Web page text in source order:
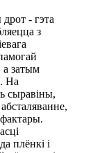
- гэта
з
а затым
На
сыравіны,
плёнкі і